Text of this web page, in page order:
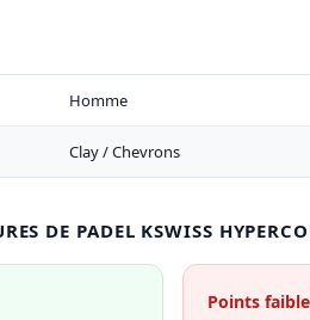
Homme
Clay / Chevrons
DE PADEL KSWISS
Points